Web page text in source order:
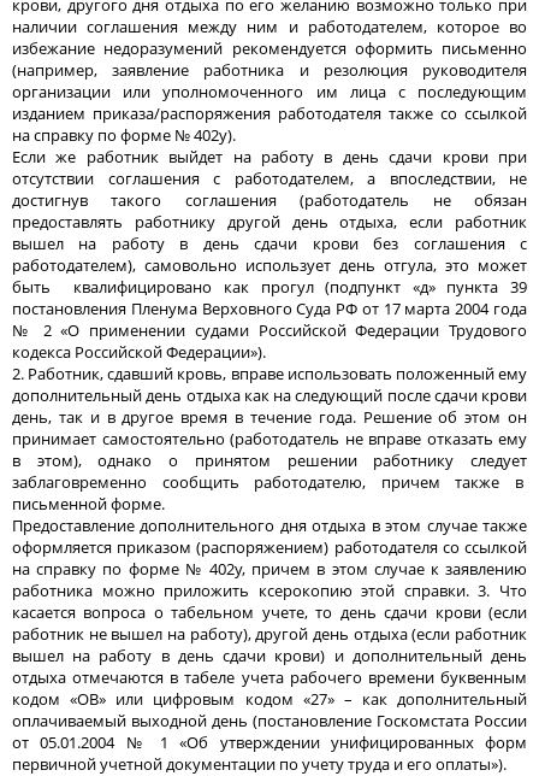
наличии соглашения между ним и работодателем, которое во
избежание недоразумений рекомендуется оформить письменно
(например, заявление работника и резолюция руководителя
организации или уполномоченного им лица с последующим
изданием приказа/распоряжения работодателя также со ссылкой
на справку по форме № 402у).
Если же работник выйдет на работу в день сдачи крови при
отсутствии соглашения с работодателем, а впоследствии, не
достигнув такого соглашения (работодатель не обязан
предоставлять работнику другой день отдыха, если работник
вышел на работу в день сдачи крови без соглашения с
работодателем), самовольно использует день отгула, это может
быть квалифицировано как прогул (подпункт «д» пункта 39
постановления Пленума Верховного Суда РФ от 17 марта 2004 года
№ 2 «О применении судами Российской Федерации Трудового
кодекса Российской Федерации»).
2. Работник, сдавший кровь, вправе использовать положенный ему
дополнительный день отдыха как на следующий после сдачи крови
день, так и в другое время в течение года. Решение об этом он
принимает самостоятельно (работодатель не вправе отказать ему
в этом), однако о принятом решении работнику следует
заблаговременно сообщить работодателю, причем также в
письменной форме.
Предоставление дополнительного дня отдыха в этом случае также
оформляется приказом (распоряжением) работодателя со ссылкой
на справку по форме № 402у, причем в этом случае к заявлению
работника можно приложить ксерокопию этой справки. 3. Что
касается вопроса о табельном учете, то день сдачи крови (если
работник не вышел на работу), другой день отдыха (если работник
вышел на работу в день сдачи крови) и дополнительный день
отдыха отмечаются в табеле учета рабочего времени буквенным
кодом «ОВ» или цифровым кодом «27» – как дополнительный
оплачиваемый выходной день (постановление Госкомстата России
от 05.01.2004 № 1 «Об утверждении унифицированных форм
первичной учетной документации по учету труда и его оплаты»).